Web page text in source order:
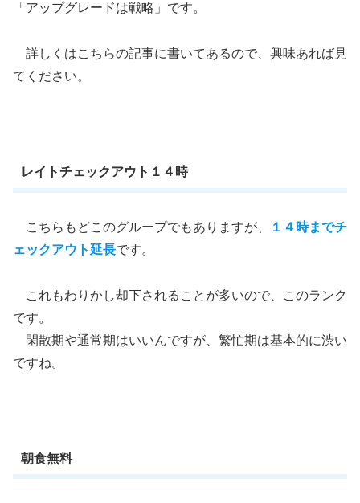
「アップグレードは戦略」です。
詳しくはこちらの記事に書いてあるので、興味あれば見
てください。
レイトチェックアウト１４時
こちらもどこのグループでもありますが、
１４時までチ
ェックアウト延長です。
これもわりかし却下されることが多いので、このランク
です。
閑散期や通常期はいいんですが、繁忙期は基本的に渋い
ですね。
朝食無料